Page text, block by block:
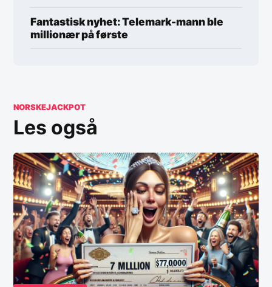
Fantastisk nyhet: Telemark-mann ble
millionær på første
NORSKEJACKPOT
Les også